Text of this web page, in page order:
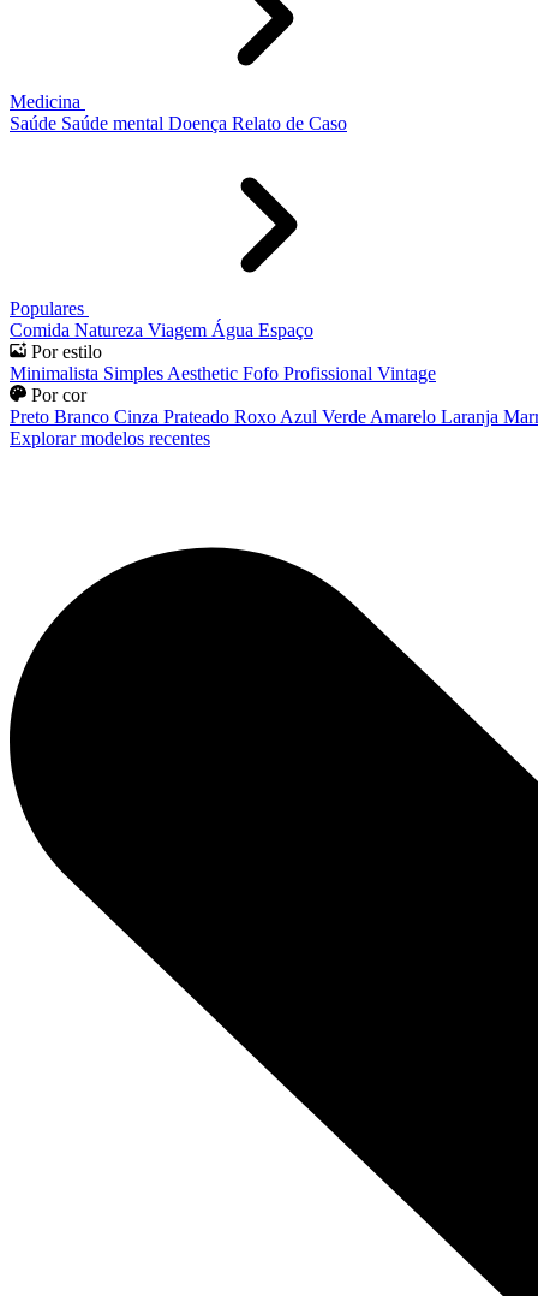
Medicina
Saúde Saúde mental Doença Relato de Caso
Populares
Comida Natureza Viagem Água Espaço
Por estilo
Minimalista Simples Aesthetic Fofo Profissional Vintage
Por cor
Preto Branco Cinza Prateado Roxo Azul Verde Amarelo Laranja
Explorar modelos recentes